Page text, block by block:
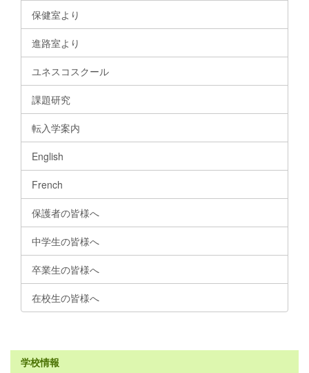
保健室より
進路室より
ユネスコスクール
課題研究
転入学案内
English
French
保護者の皆様へ
中学生の皆様へ
卒業生の皆様へ
在校生の皆様へ
学校情報